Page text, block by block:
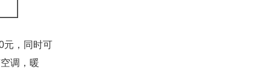
元，同时可
调，暖